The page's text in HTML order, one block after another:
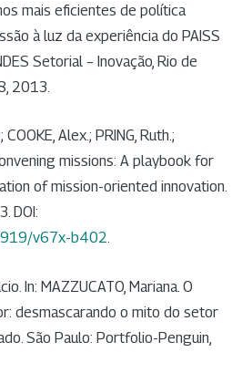
mais eficientes de política
à luz da experiência do PAISS
Setorial – Inovação, Rio de
2013.
Alex.; PRING, Ruth.;
missions: A playbook for
of mission-oriented innovation.
DOI:
v67x-b402.
In: MAZZUCATO, Mariana. O
desmascarando o mito do setor
São Paulo: Portfolio-Penguin,